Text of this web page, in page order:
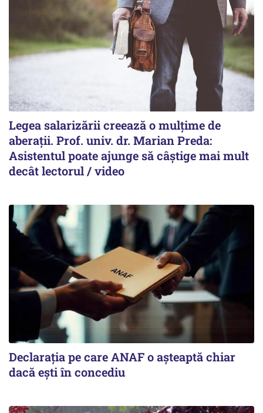
Legea salarizării creează o mulțime de
aberații. Prof. univ. dr. Marian Preda:
Asistentul poate ajunge să câștige mai mult
decât lectorul / video
Declarația pe care ANAF o așteaptă chiar
dacă ești în concediu